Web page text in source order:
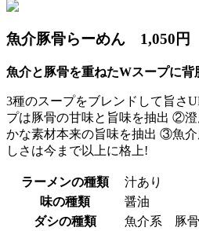
魚介豚骨らーめん 1,050円
魚介と豚骨を重ねたWスープに背
3種のスープをブレンドして旨さ
プは豚骨の甘味と旨味を抽出 ②
かな素材本来の旨味を抽出 ③魚
しさは今まで以上に格上!
ラーメンの種類
汁あり
味の種類
醤油
ダシの種類
魚介系 豚